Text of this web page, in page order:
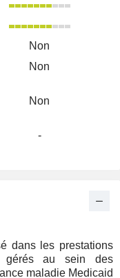
Non
Non
Non
-
dans les prestations
au sein des
maladie Medicaid